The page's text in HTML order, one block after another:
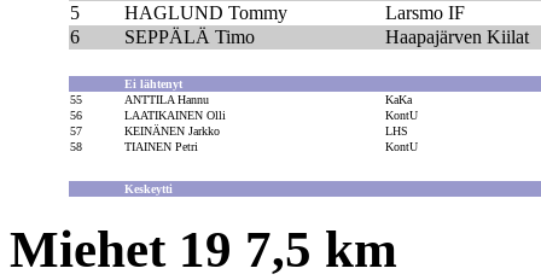
5
HAGLUND Tommy
Larsmo IF
6
SEPPÄLÄ Timo Haapajärven Kiilat
Ei lähtenyt
55
ANTTILA Hannu
KaKa
56
LAATIKAINEN Olli
KontU
57
KEINÄNEN Jarkko
LHS
58
TIAINEN Petri KontU
Keskeytti
Miehet 19 7,5 km